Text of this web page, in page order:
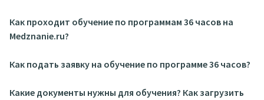
Как проходит обучение по программам 36 часов на
Medznanie.ru?
Как подать заявку на обучение по программе 36 часов?
Какие документы нужны для обучения? Как загрузить